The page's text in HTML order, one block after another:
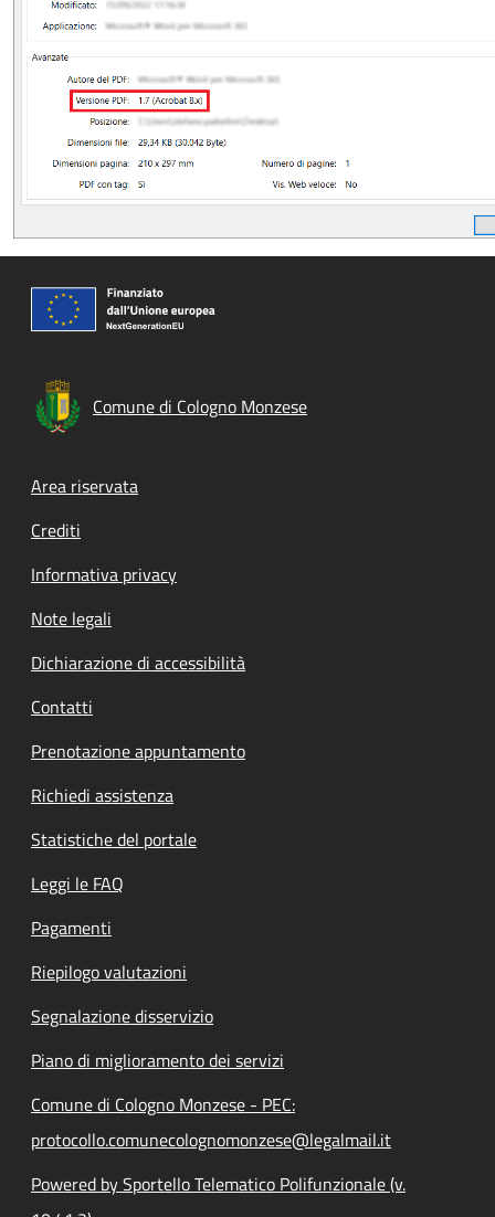
Comune di Cologno Monzese
Footer menu
Area riservata
Crediti
Informativa privacy
Note legali
Dichiarazione di accessibilità
Contatti
Prenotazione appuntamento
Richiedi assistenza
Statistiche del portale
Leggi le FAQ
Pagamenti
Riepilogo valutazioni
Segnalazione disservizio
Piano di miglioramento dei servizi
Comune di Cologno Monzese - PEC:
protocollo.comunecolognomonzese@legalmail.it
Powered by Sportello Telematico Polifunzionale (v.